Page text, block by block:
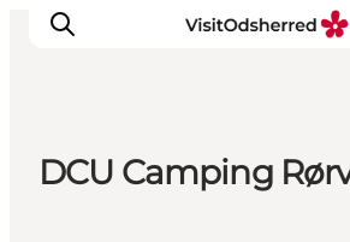
DCU Camping